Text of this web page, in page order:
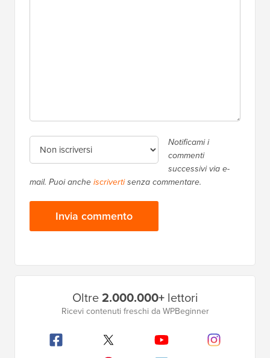
Notificami i
commenti
successivi via e-
mail. Puoi ancheiscrivertisenza commentare.
Oltre2.000.000+lettori
Ricevi contenuti freschi da WPBeginner